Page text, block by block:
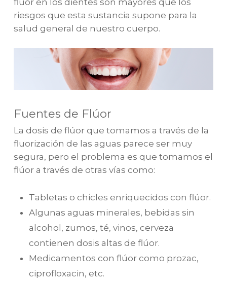
flúor en los dientes son mayores que los
riesgos que esta sustancia supone para la
salud general de nuestro cuerpo.
Fuentes de Flúor
La dosis de flúor que tomamos a través de la
fluorización de las aguas parece ser muy
segura, pero el problema es que tomamos el
flúor a través de otras vías como:
Tabletas o chicles enriquecidos con flúor.
Algunas aguas minerales, bebidas sin
alcohol, zumos, té, vinos, cerveza
contienen dosis altas de flúor.
Medicamentos con flúor como prozac,
ciprofloxacin, etc.